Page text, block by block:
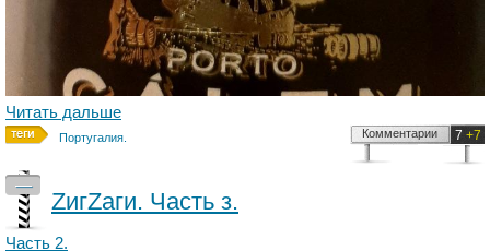
Читать дальше
Португалия. 7 +7
Комментарии
—
ZигZаги. Часть з.
Часть 2.